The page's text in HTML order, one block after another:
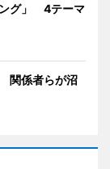
ング」 4テーマ
関係者らが沼